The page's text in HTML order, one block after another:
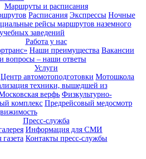
Маршруты и расписания
Расписания Экспрессы Ночные
рейсы маршрутов наземного
заведений
Работа у нас
Наши преимущества Вакансии
вопросы – наши ответы
Услуги
Центр автомотоподготовки Мотошкола
техники, вышедшей из
верфь Физкультурно-
комплекс Предрейсовый медосмотр
Пресс-служба
Информация для СМИ
Контакты пресс-службы